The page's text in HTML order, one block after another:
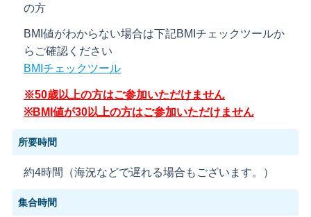
の方
BMI値がわからない場合は下記BMIチェックツールか
らご確認ください
BMIチェックツール
※50歳以上の方はご参加いただけません
※BMI値が30以上の方はご参加いただけません
所要時間
約4時間（海況などで遅れる場合もございます。）
集合時間